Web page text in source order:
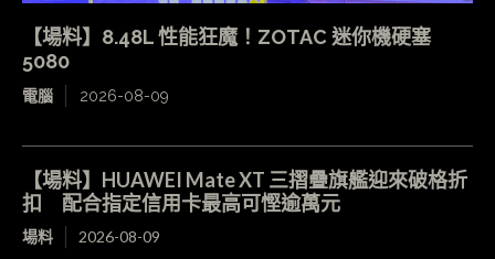
【場料】8.48L 性能狂魔！ZOTAC 迷你機硬塞
5080
電腦 2026-08-09
【場料】HUAWEI Mate XT 三摺疊旗艦迎來破格折
扣 配合指定信用卡最高可慳逾萬元
場料 2026-08-09